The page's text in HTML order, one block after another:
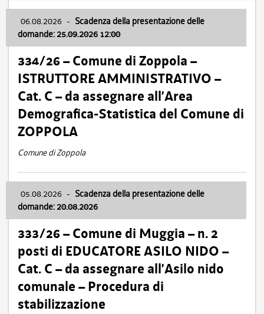
06.08.2026 - Scadenza della presentazione delle
domande: 25.09.2026 12:00
334/26 – Comune di Zoppola –
ISTRUTTORE AMMINISTRATIVO –
Cat. C – da assegnare all’Area
Demografica-Statistica del Comune di
ZOPPOLA
Comune di Zoppola
05.08.2026 - Scadenza della presentazione delle
domande: 20.08.2026
333/26 – Comune di Muggia – n. 2
posti di EDUCATORE ASILO NIDO –
Cat. C – da assegnare all’Asilo nido
comunale – Procedura di
stabilizzazione